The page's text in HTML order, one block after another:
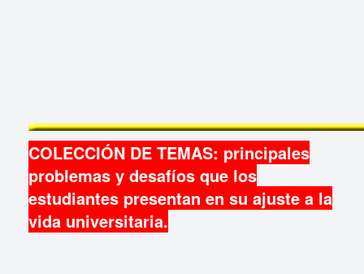
COLECCIÓN DE TEMAS: principales
problemas y desafíos que los
estudiantes presentan en su ajuste a la
vida universitaria.